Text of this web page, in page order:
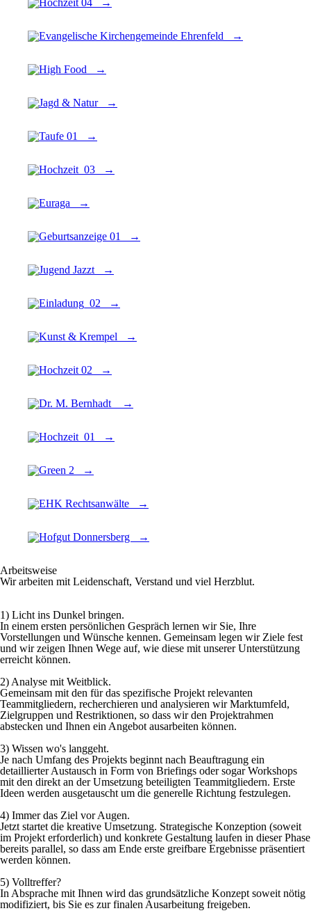
Arbeitsweise
Wir arbeiten mit Leidenschaft, Verstand und viel Herzblut.
1) Licht ins Dunkel bringen.
In einem ersten persönlichen Gespräch lernen wir Sie, Ihre
Vorstellungen und Wünsche kennen. Gemeinsam legen wir Ziele fest
und wir zeigen Ihnen Wege auf, wie diese mit unserer Unterstützung
erreicht können.
2) Analyse mit Weitblick.
Gemeinsam mit den für das spezifische Projekt relevanten
Teammitgliedern, recherchieren und analysieren wir Marktumfeld,
Zielgruppen und Restriktionen, so dass wir den Projektrahmen
abstecken und Ihnen ein Angebot ausarbeiten können.
3) Wissen wo's langgeht.
Je nach Umfang des Projekts beginnt nach Beauftragung ein
detaillierter Austausch in Form von Briefings oder sogar Workshops
mit den direkt an der Umsetzung beteiligten Teammitgliedern. Erste
Ideen werden ausgetauscht um die generelle Richtung festzulegen.
4) Immer das Ziel vor Augen.
Jetzt startet die kreative Umsetzung. Strategische Konzeption (soweit
im Projekt erforderlich) und konkrete Gestaltung laufen in dieser Phase
bereits parallel, so dass am Ende erste greifbare Ergebnisse präsentiert
werden können.
5) Volltreffer?
In Absprache mit Ihnen wird das grundsätzliche Konzept soweit nötig
modifiziert, bis Sie es zur finalen Ausarbeitung freigeben.